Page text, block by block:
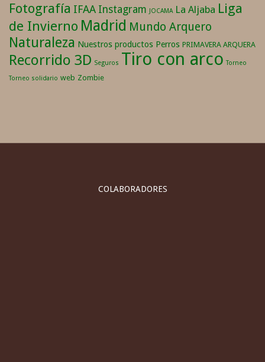
Fotografía IFAA Instagram JOCAMA La Aljaba Liga
de Invierno Madrid Mundo Arquero
Naturaleza Nuestros productos Perros PRIMAVERA ARQUERA
Recorrido 3D Seguros Tiro con arco Torneo
Torneo solidario web Zombie
COLABORADORES